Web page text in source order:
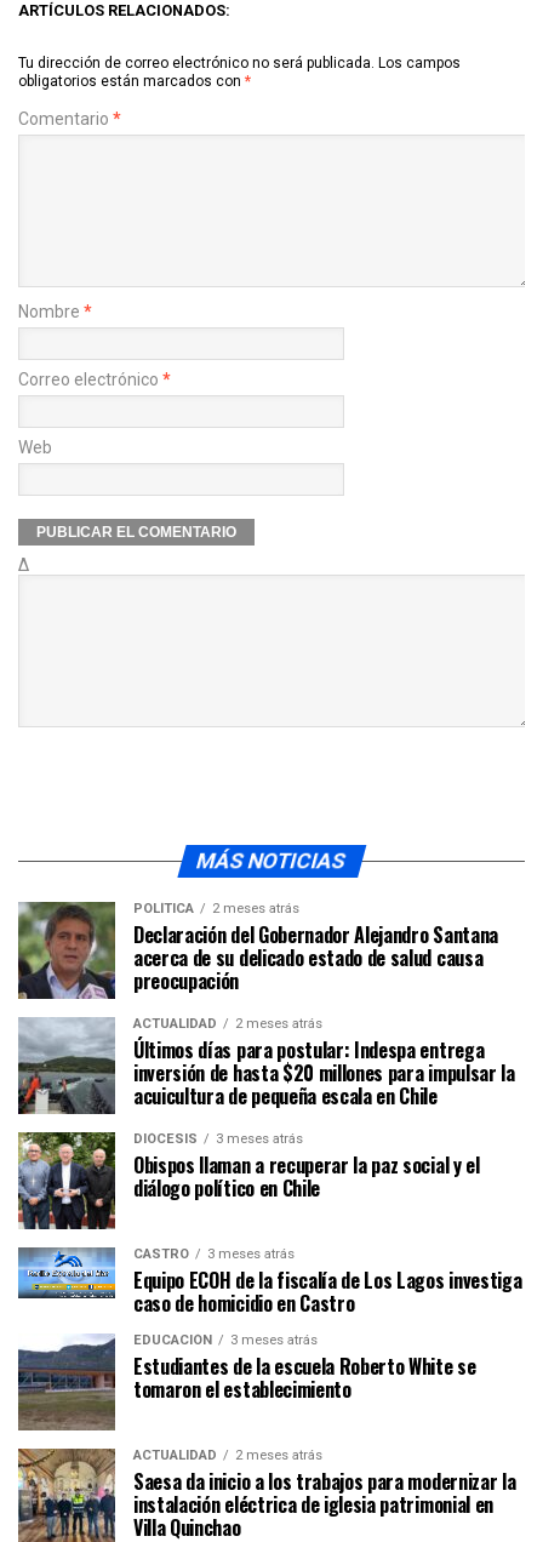
ARTÍCULOS RELACIONADOS:
Tu dirección de correo electrónico no será publicada. Los campos
obligatorios están marcados con *
Comentario *
Nombre *
Correo electrónico *
Web
Δ
MÁS NOTICIAS
POLÍTICA 2 meses atrás
Declaración del Gobernador Alejandro Santana
acerca de su delicado estado de salud causa
preocupación
ACTUALIDAD 2 meses atrás
Últimos días para postular: Indespa entrega
inversión de hasta $20 millones para impulsar la
acuicultura de pequeña escala en Chile
DIÓCESIS 3 meses atrás
Obispos llaman a recuperar la paz social y el
diálogo político en Chile
CASTRO 3 meses atrás
Equipo ECOH de la fiscalía de Los Lagos investiga
caso de homicidio en Castro
EDUCACIÓN 3 meses atrás
Estudiantes de la escuela Roberto White se
tomaron el establecimiento
ACTUALIDAD 2 meses atrás
Saesa da inicio a los trabajos para modernizar la
instalación eléctrica de iglesia patrimonial en
Villa Quinchao